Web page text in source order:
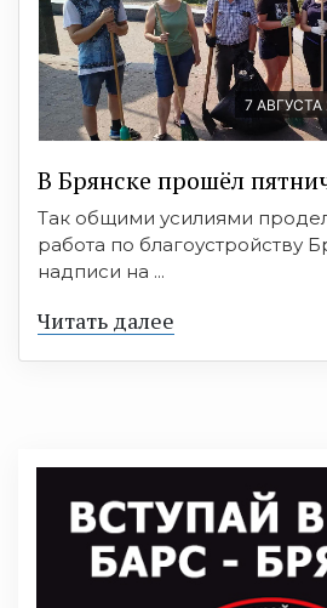
7 АВГУСТА
В Брянске прошёл
Так общими усилиями
работа по благоустройству
надписи на ...
Читать далее